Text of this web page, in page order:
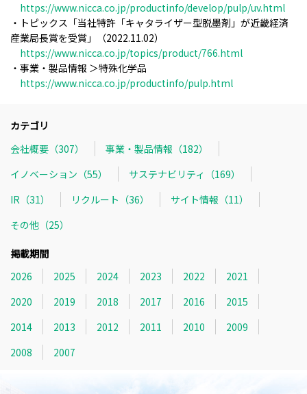
https://www.nicca.co.jp/productinfo/develop/pulp/uv.html
・トピックス「当社特許「キャタライザー型脱墨剤」が近畿経済
産業局長賞を受賞」（2022.11.02）
https://www.nicca.co.jp/topics/product/766.html
・事業・製品情報 ＞特殊化学品
https://www.nicca.co.jp/productinfo/pulp.html
カテゴリ
会社概要（307）
事業・製品情報（182）
イノベーション（55）
サステナビリティ（169）
IR（31）
リクルート（36）
サイト情報（11）
その他（25）
掲載期間
2026
2025 2024 2023 2022
2021
2020
2019 2018 2017 2016
2015
2014
2013 2012 2011 2010
2009
2008
2007